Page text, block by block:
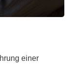
einer